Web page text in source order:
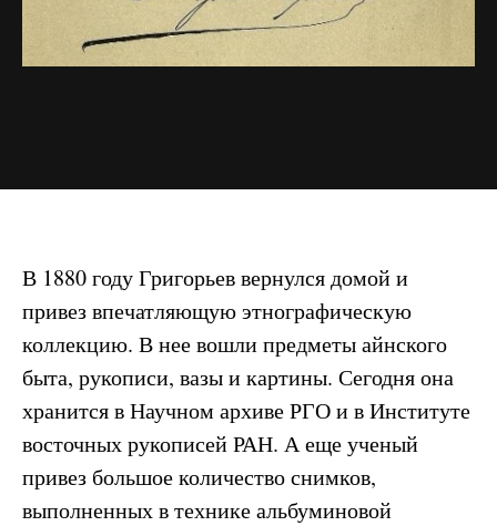
В 1880 году Григорьев вернулся домой и
привез впечатляющую этнографическую
коллекцию. В нее вошли предметы айнского
быта, рукописи, вазы и картины. Сегодня она
хранится в Научном архиве РГО и в Институте
восточных рукописей РАН. А еще ученый
привез большое количество снимков,
выполненных в технике альбуминовой